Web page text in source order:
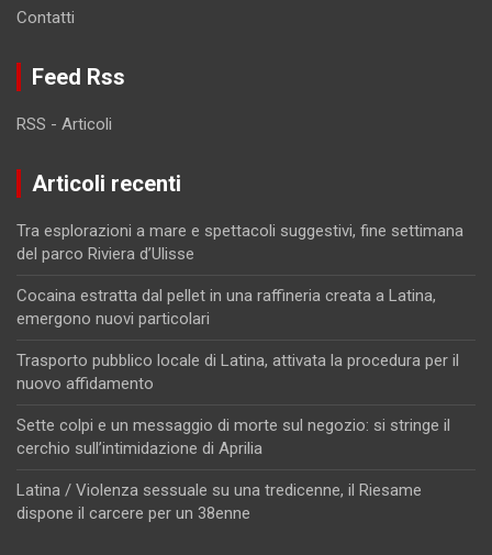
Contatti
Feed Rss
RSS - Articoli
Articoli recenti
Tra esplorazioni a mare e spettacoli suggestivi, fine settimana
del parco Riviera d’Ulisse
Cocaina estratta dal pellet in una raffineria creata a Latina,
emergono nuovi particolari
Trasporto pubblico locale di Latina, attivata la procedura per il
nuovo affidamento
Sette colpi e un messaggio di morte sul negozio: si stringe il
cerchio sull’intimidazione di Aprilia
Latina / Violenza sessuale su una tredicenne, il Riesame
dispone il carcere per un 38enne